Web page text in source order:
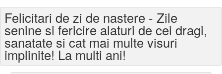
Felicitari varsta
Felicitari zilele anului
Felicitari zile saptamana
Felicitari de zi de nastere - Zile
senine si fericire alaturi de cei dragi,
sanatate si cat mai multe visuri
implinite! La multi ani!